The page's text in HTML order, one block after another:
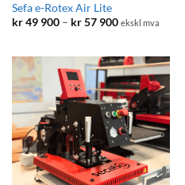
Sefa e-Rotex Air Lite
kr49 900 – kr57 900Prisområde:
kr 57
900
ekskl mva